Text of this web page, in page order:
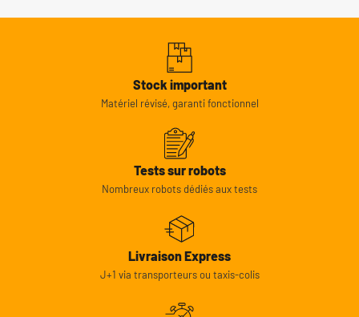
Stock important
Matériel révisé, garanti fonctionnel
Tests sur robots
Nombreux robots dédiés aux tests
Livraison Express
J+1 via transporteurs ou taxis-colis